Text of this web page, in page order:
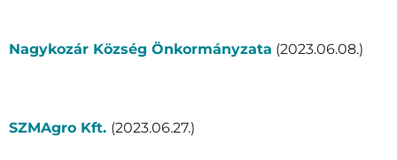
Nagykozár Község Önkormányzata (2023.06.08.)
SZMAgro Kft. (2023.06.27.)